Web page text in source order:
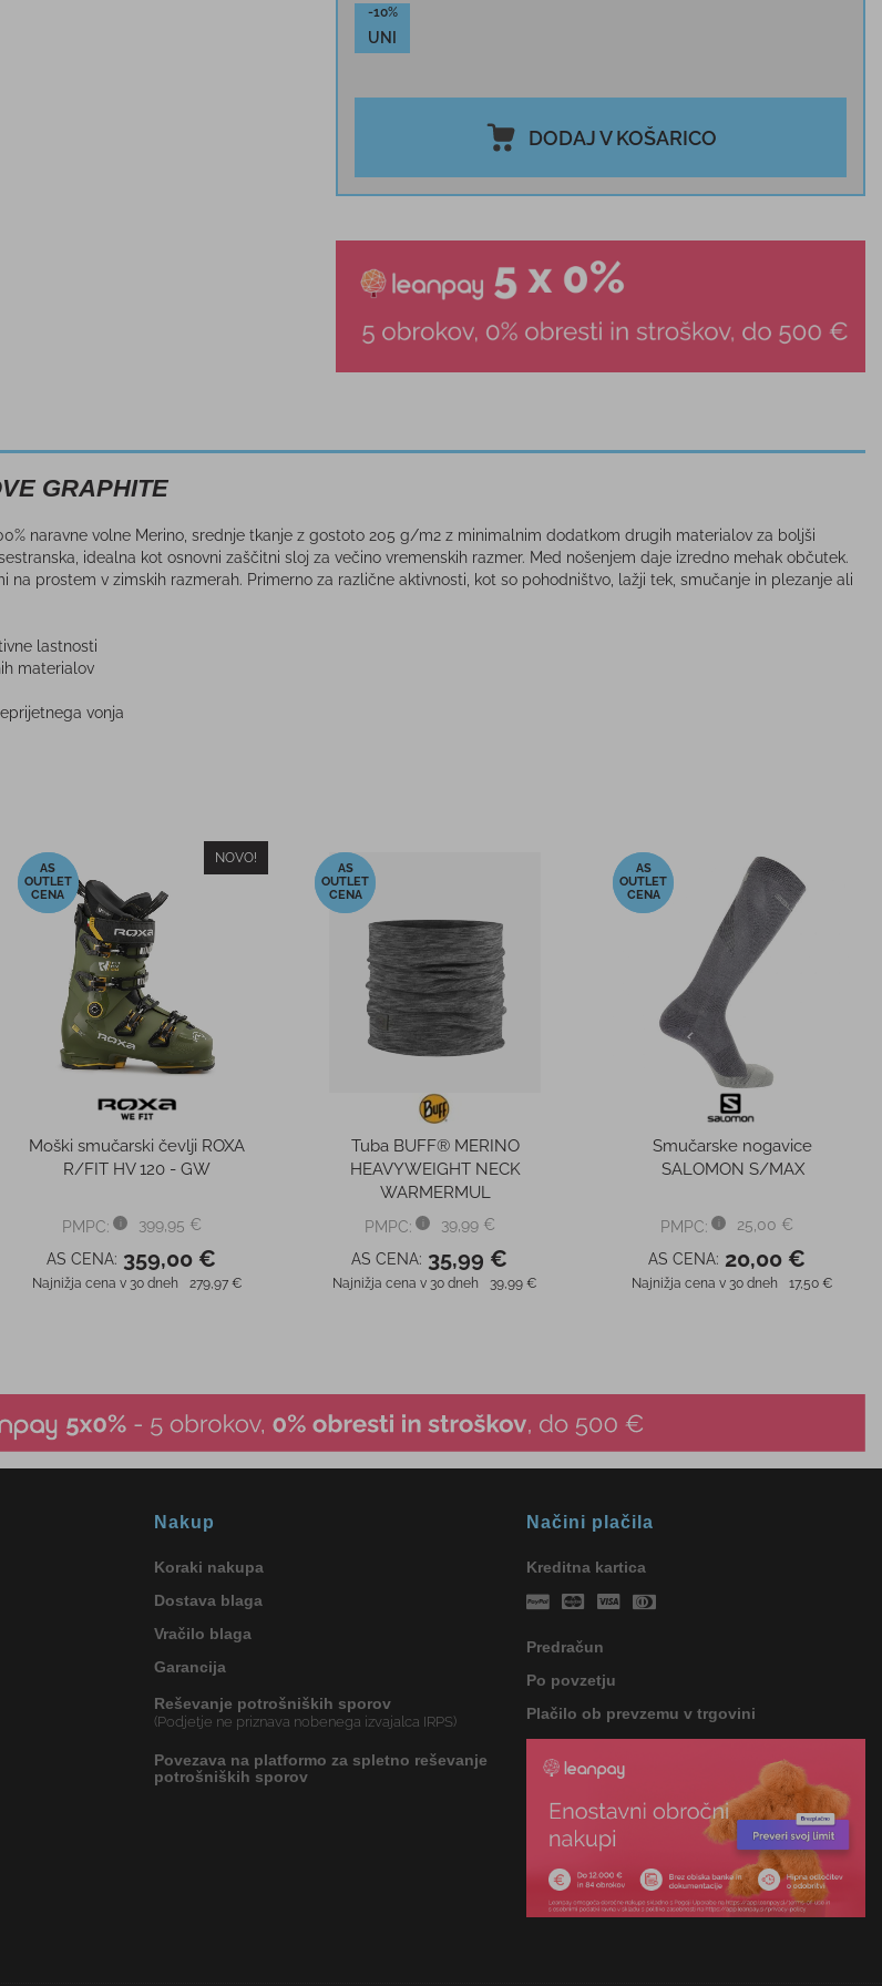
-10%
UNI
DODAJ V KOŠARICO
GRAPHITE
naravne volne Merino, srednje tkanje z gostoto 205 g/m2 z minimalnim dodatkom drugih materialov za boljši
idealna kot osnovni zaščitni sloj za večino vremenskih razmer. Med nošenjem daje izredno mehak občutek.
na prostem v zimskih razmerah. Primerno za različne aktivnosti, kot so pohodništvo, lažji tek, smučanje in plezanje ali
lastnosti
materialov
vonja
-10%
NOVO!
Moški smučarski čevlji ROXA
R/FIT HV 120 - GW
PMPC:
399,95 €
AS CENA: 359,00 €
Najnižja cena v 30 dneh 279,97 €
-10%
Tuba BUFF® MERINO
HEAVYWEIGHT NECK
WARMERMUL
PMPC:
39,99 €
AS CENA: 35,99 €
Najnižja cena v 30 dneh 39,99 €
-20%
Smučarske nogavice
SALOMON S/MAX
PMPC:
25,00 €
AS CENA: 20,00 €
Najnižja cena v 30 dneh 17,50 €
Nakup
Koraki nakupa
Dostava blaga
Vračilo blaga
Garancija
Reševanje potrošniških sporov
(Podjetje ne priznava nobenega izvajalca IRPS)
Povezava na platformo za spletno reševanje
potrošniških sporov
Načini plačila
Kreditna kartica
Predračun
Po povzetju
Plačilo ob prevzemu v trgovini